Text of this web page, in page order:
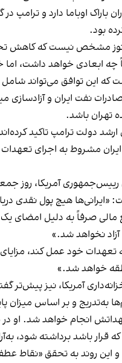
باراک اوباما دارد و ترامپ
بود.
مشخص نیست که کاهش
چه ابعادی خواهد داشت، اما
که این توافق می‌تواند
نفت ایران و آزادسازی
تهران باشد.
دولت ترامپ تاکید
مشروط به اجرای
آمریکا، روز
هیچ پول نقدی
صرفاً به دلیل امضای یک
نخواهد شد.»
به تعهدات خود عمل کند،
خواهد شد.»
آمریکا، نیز پیش‌تر
به‌تدریج و بر اساس میزان
انجام خواهد شد. او در
قرار باشد برداشته شود،
این روند به تحقق «نقاط